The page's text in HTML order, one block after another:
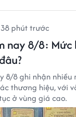
38 phút trước
nay 8/8: Mức
8/8 ghi nhận nhiều
thương hiệu, với
ở vùng giá cao.